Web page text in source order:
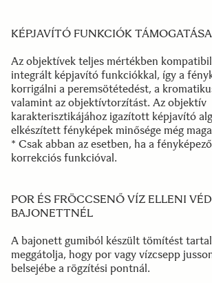
KÉPJAVÍTÓ FUNKCIÓK TÁMOGATÁSA
Az objektívek teljes mértékben
integrált képjavító funkciókkal, így a
korrigálni a peremsötétedést, a
valamint az objektívtorzítást. Az objektív
karakterisztikájához igazított képjavító
elkészített fényképek minősége még
* Csak abban az esetben, ha a
korrekciós funkcióval.
POR ÉS FRÖCCSENŐ VÍZ ELLENI
BAJONETTNÉL
A bajonett gumiból készült tömítést
meggátolja, hogy por vagy vízcsepp
belsejébe a rögzítési pontnál.